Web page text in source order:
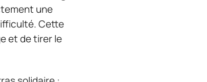
une
Cette
et de tirer le